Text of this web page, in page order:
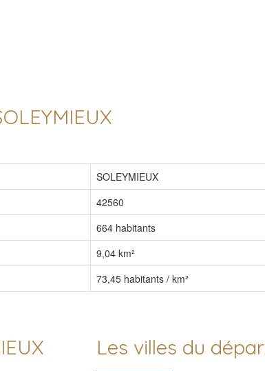
SOLEYMIEUX
42560
664 habitants
9,04 km²
73,45 habitants / km²
Les villes du